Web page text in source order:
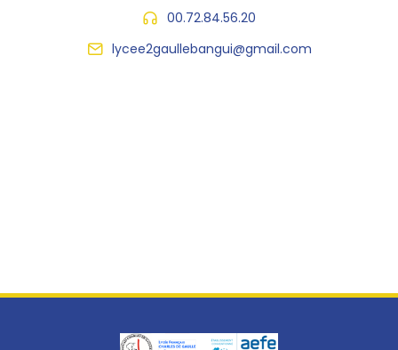
00.72.84.56.20
lycee2gaullebangui@gmail.com